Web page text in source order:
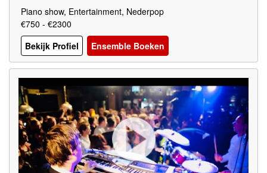
Piano show, Entertainment, Nederpop
€750 - €2300
Bekijk Profiel
Ensemble Boeken